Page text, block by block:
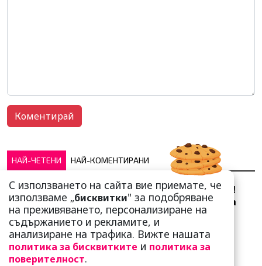
НАЙ-ЧЕТЕНИ НАЙ-КОМЕНТИРАНИ
Сърце юнашко не трае!
Ричи Тъпото си вдигна
стандарта: Замени
чалгарка...
С използването на сайта вие приемате, че
използваме „бисквитки" за подобряване
на преживяването, персонализиране на
съдържанието и рекламите, и
анализиране на трафика. Вижте нашата
политика за бисквитките и политика за
поверителност.